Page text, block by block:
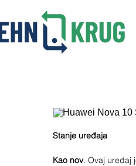
Stanje uređaja
Kao nov. Ovaj uređaj